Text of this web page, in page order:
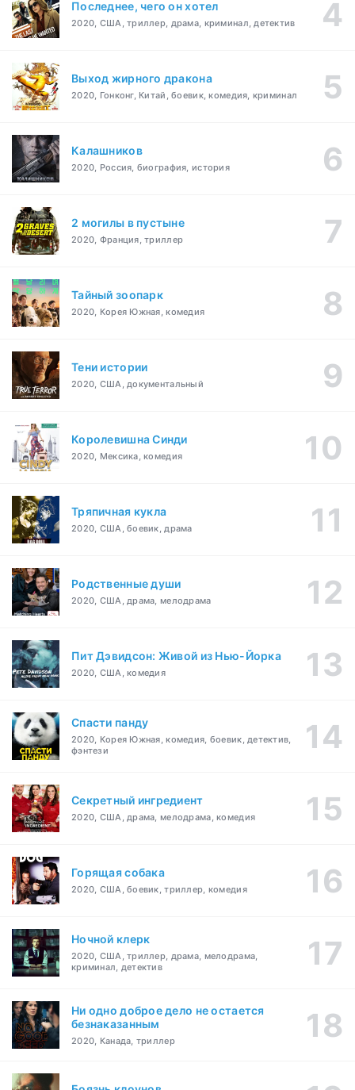
Последнее, чего он хотел
2020, США, триллер, драма, криминал, детектив
Выход жирного дракона
2020, Гонконг, Китай, боевик, комедия, криминал
Калашников
2020, Россия, биография, история
2 могилы в пустыне
2020, Франция, триллер
Тайный зоопарк
2020, Корея Южная, комедия
Тени истории
2020, США, документальный
Королевишна Синди
2020, Мексика, комедия
Тряпичная кукла
2020, США, боевик, драма
Родственные души
2020, США, драма, мелодрама
Пит Дэвидсон: Живой из Нью-Йорка
2020, США, комедия
Спасти панду
2020, Корея Южная, комедия, боевик, детектив,
фэнтези
Секретный ингредиент
2020, США, драма, мелодрама, комедия
Горящая собака
2020, США, боевик, триллер, комедия
Ночной клерк
2020, США, триллер, драма, мелодрама,
криминал, детектив
Ни одно доброе дело не остается
безнаказанным
2020, Канада, триллер